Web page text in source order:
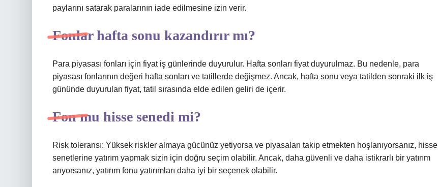
paylarını satarak paralarının iade edilmesine izin verir.
Fonlar hafta sonu kazandırır mı?
Para piyasası fonları için fiyat iş günlerinde duyurulur. Hafta sonları fiyat duyurulmaz. Bu nedenle, para
piyasası fonlarının değeri hafta sonları ve tatillerde değişmez. Ancak, hafta sonu veya tatilden sonraki ilk iş
gününde duyurulan fiyat, tatil sırasında elde edilen geliri de içerir.
Fon mu hisse senedi mi?
Risk toleransı: Yüksek riskler almaya gücünüz yetiyorsa ve piyasaları takip etmekten hoşlanıyorsanız, hisse
senetlerine yatırım yapmak sizin için doğru seçim olabilir. Ancak, daha güvenli ve daha istikrarlı bir yatırım
arıyorsanız, yatırım fonu yatırımları daha iyi bir seçenek olabilir.